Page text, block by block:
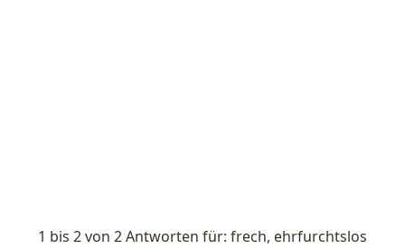
1 bis 2 von 2 Antworten für: frech, ehrfurchtslos